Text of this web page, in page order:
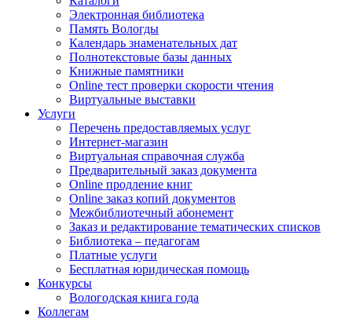
Электронная библиотека
Память Вологды
Календарь знаменательных дат
Полнотекстовые базы данных
Книжные памятники
Online тест проверки скорости чтения
Виртуальные выставки
Услуги
Перечень предоставляемых услуг
Интернет-магазин
Виртуальная справочная служба
Предварительный заказ документа
Online продление книг
Online заказ копий документов
Межбиблиотечный абонемент
Заказ и редактирование тематических списков
Библиотека – педагогам
Платные услуги
Бесплатная юридическая помощь
Конкурсы
Вологодская книга года
Коллегам